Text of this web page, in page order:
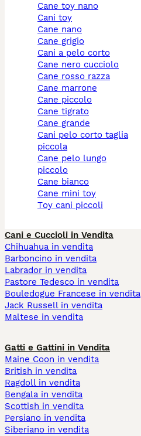
cane toy nano
cani toy
cane nano
cane grigio
cani a pelo corto
cane nero cucciolo
cane rosso razza
cane marrone
cane piccolo
cane tigrato
cane grande
cani pelo corto taglia
piccola
cane pelo lungo
piccolo
cane bianco
cane mini toy
toy cani piccoli
Cani e Cuccioli in Vendita
Chihuahua in vendita
Barboncino in vendita
Labrador in vendita
Pastore Tedesco in vendita
Bouledogue Francese in vendita
Jack Russell in vendita
Maltese in vendita
Gatti e Gattini in Vendita
Maine Coon in vendita
British in vendita
Ragdoll in vendita
Bengala in vendita
Scottish in vendita
Persiano in vendita
Siberiano in vendita